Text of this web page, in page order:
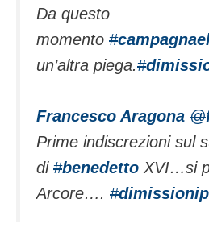
Da questo
momento #
un’altra piega.#
Francesco Aragona @
Prime indiscrezioni sul
di #benedetto XVI…si
Arcore…. #